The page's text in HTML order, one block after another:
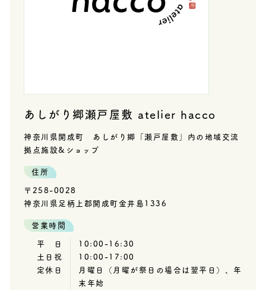
あしがり郷瀬戸屋敷 atelier hacco
神奈川県開成町 あしがり郷「瀬戸屋敷」内の地域交流
拠点施設&ショップ
住所
〒258-0028
神奈川県足柄上郡開成町金井島1336
営業時間
平 日
10:00-16:30
土日祝
10:00-17:00
定休日
月曜日（月曜が祭日の場合は翌平日）、年
末年始